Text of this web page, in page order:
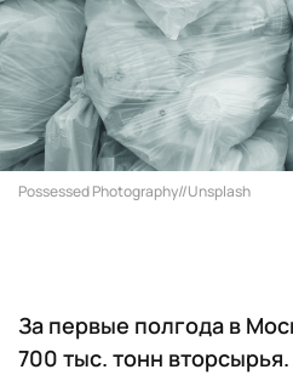
Possessed Photography//Unsplash
За первые полгода в
700 тыс. тонн